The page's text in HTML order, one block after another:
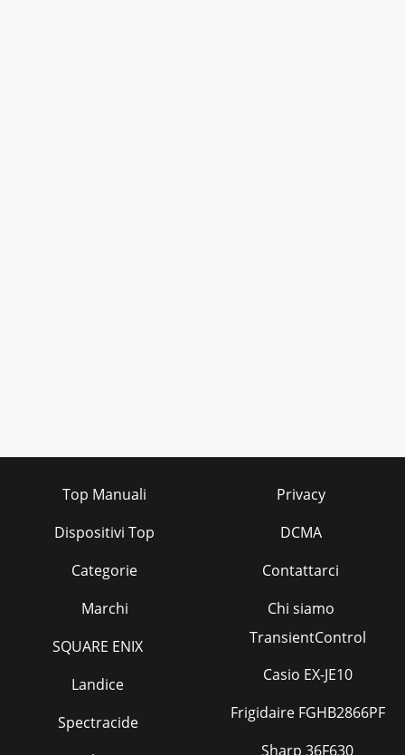
Top Manuali
Dispositivi Top
Categorie
Marchi
Privacy
DCMA
Contattarci
Chi siamo
SQUARE ENIX
Landice
Spectracide
TransientControl
Casio EX-JE10
Frigidaire FGHB2866PF
Sharp 36F630